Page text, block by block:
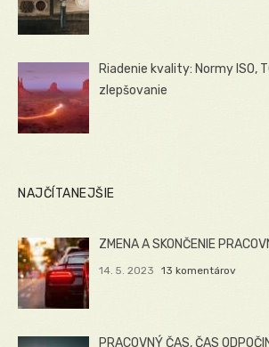
Riadenie kvality: Normy ISO,
zlepšovanie
NAJČÍTANEJŠIE
ZMENA A SKONČENIE
14. 5. 2023 13 komentárov
PRACOVNÝ ČAS, ČAS